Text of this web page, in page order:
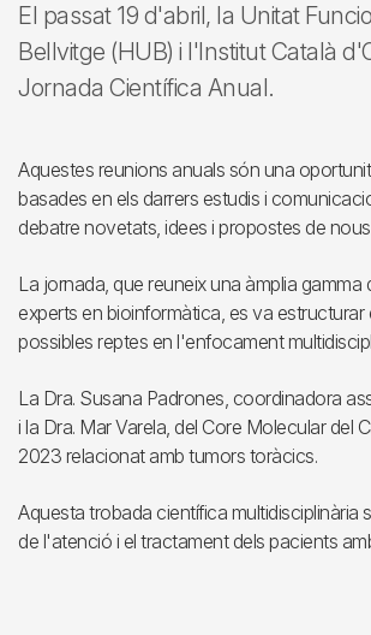
El passat 19 d'abril, la Unitat
Bellvitge (HUB) i l'Institut Català
Jornada Científica Anual.
Aquestes reunions anuals són una
basades en els darrers estudis i
debatre novetats, idees i propostes de
La jornada, que reuneix una àmplia
experts en bioinformàtica, es va
possibles reptes en l'enfocament
La Dra. Susana Padrones, coordinadora
i la Dra. Mar Varela, del Core Molecular
2023 relacionat amb tumors toràcics.
Aquesta trobada científica
de l'atenció i el tractament dels pacients